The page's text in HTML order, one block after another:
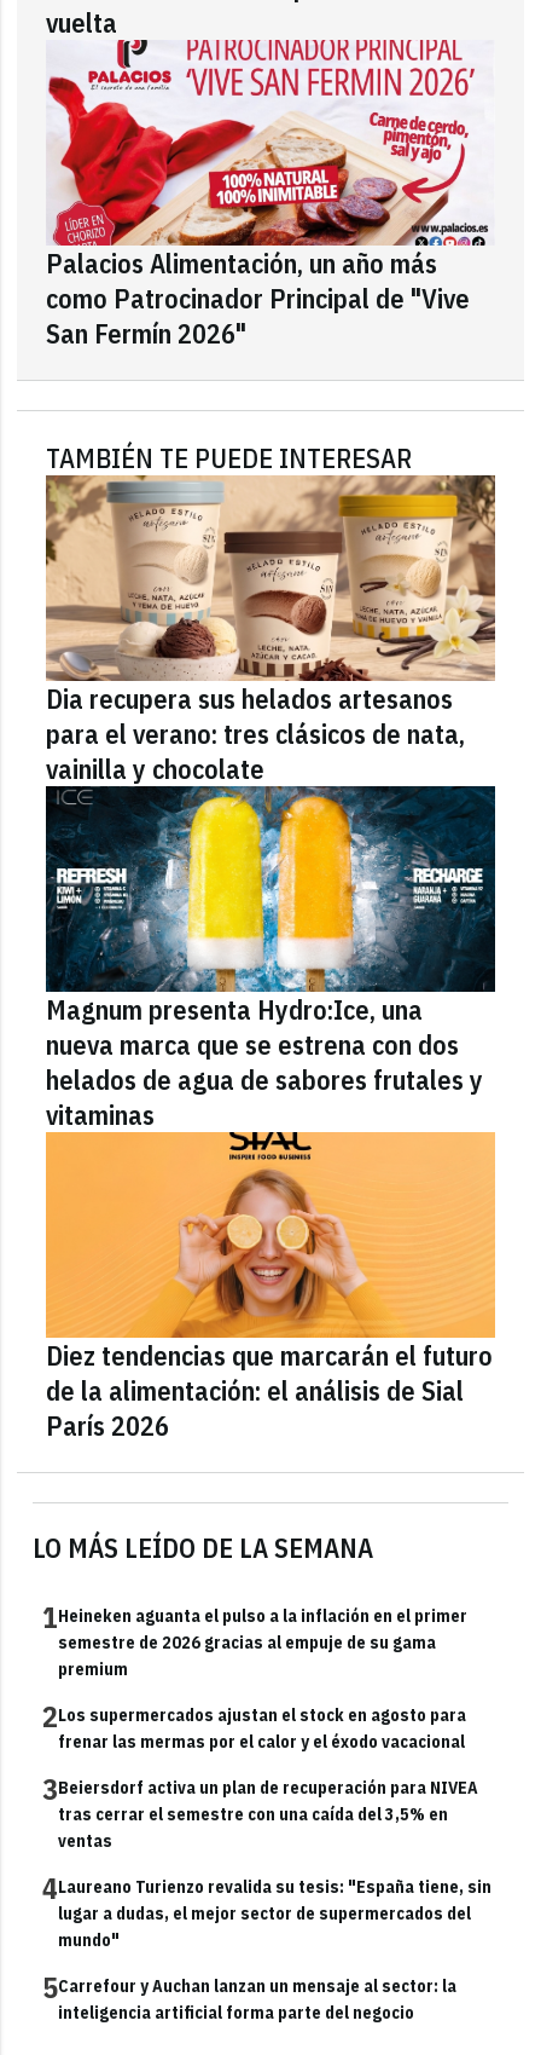
LO MÁS LEÍDO DE LA SEMANA
1Heineken aguanta el pulso a la inflación en el primer
semestre de 2026 gracias al empuje de su gama
premium
2Los supermercados ajustan el stock en agosto para
frenar las mermas por el calor y el éxodo vacacional
3Beiersdorf activa un plan de recuperación para NIVEA
tras cerrar el semestre con una caída del 3,5% en
ventas
4Laureano Turienzo revalida su tesis: "España tiene, sin
lugar a dudas, el mejor sector de supermercados del
mundo"
5Carrefour y Auchan lanzan un mensaje al sector: la
inteligencia artificial forma parte del negocio
vuelta
Palacios Alimentación, un año más
como Patrocinador Principal de "Vive
San Fermín 2026"
TAMBIÉN TE PUEDE INTERESAR
Dia recupera sus helados artesanos
para el verano: tres clásicos de nata,
vainilla y chocolate
Magnum presenta Hydro:Ice, una
nueva marca que se estrena con dos
helados de agua de sabores frutales y
vitaminas
Diez tendencias que marcarán el futuro
de la alimentación: el análisis de Sial
París 2026